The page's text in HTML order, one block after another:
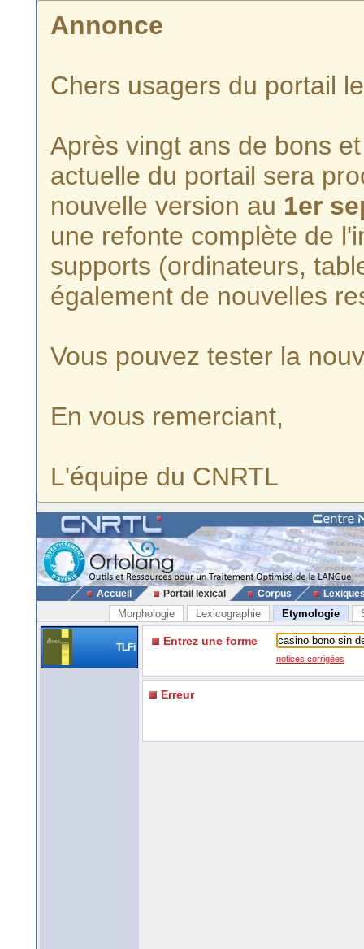
Annonce
Chers usagers du portail
Après vingt ans de bons
actuelle du portail sera
nouvelle version au 1er
une refonte complète de
supports (ordinateurs,
également de nouvelles
Vous pouvez tester la
En vous remerciant,
L'équipe du CNRTL
Accueil Portail lexical Corpus
Morphologie Lexicographie Etymologie
TLFi Entrez une forme
notices corrigées
Erreur